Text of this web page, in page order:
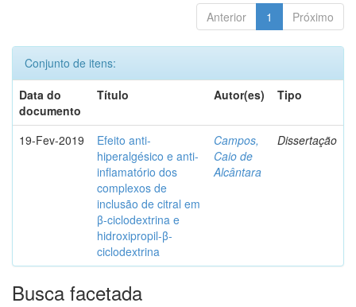
Anterior 1 Próximo
Conjunto de itens:
Data do
documento
Título Autor(es) Tipo
19-Fev-2019
Efeito anti-
hiperalgésico e anti-
inflamatório dos
complexos de
inclusão de citral em
β-ciclodextrina e
hidroxipropil-β-
ciclodextrina
Campos,
Caio de
Alcântara
Dissertação
Busca facetada